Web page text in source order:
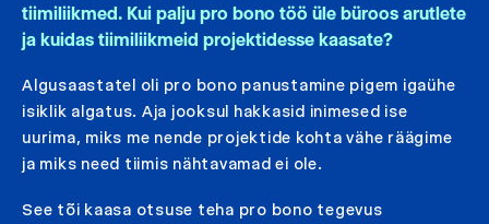
tiimiliikmed. Kui palju pro bono töö üle büroos arutlete
ja kuidas tiimiliikmeid projektidesse kaasate?
Algusaastatel oli pro bono panustamine pigem igaühe
isiklik algatus. Aja jooksul hakkasid inimesed ise
uurima, miks me nende projektide kohta vähe räägime
ja miks need tiimis nähtavamad ei ole.
See tõi kaasa otsuse teha pro bono tegevus